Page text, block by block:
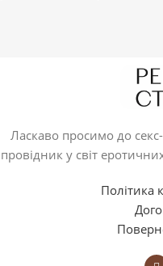
Ласкаво просимо до
провідник у світ
Політика